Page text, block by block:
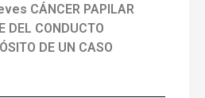
CÁNCER PAPILAR
DEL CONDUCTO
DE UN CASO